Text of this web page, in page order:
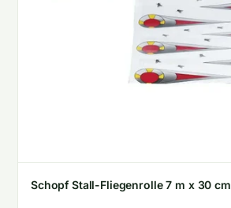
Schopf Stall-Fliegenrolle 7 m x 30 cm